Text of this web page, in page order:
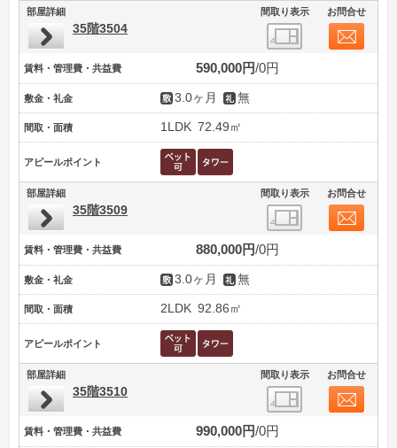
部屋詳細 間取り表示 お問合せ
35階3504
賃料・管理費・共益費 590,000円 0円
敷金・礼金 3.0ヶ月 無
間取・面積 1LDK 72.49㎡
アピールポイント
部屋詳細 間取り表示 お問合せ
35階3509
賃料・管理費・共益費 880,000円 0円
敷金・礼金 3.0ヶ月 無
間取・面積 2LDK 92.86㎡
アピールポイント
部屋詳細 間取り表示 お問合せ
35階3510
賃料・管理費・共益費 990,000円 0円